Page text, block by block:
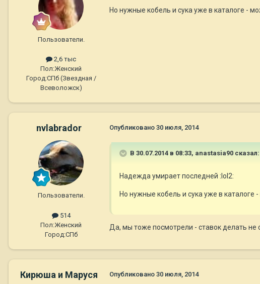
Пользователи.
2,6 тыс
Пол:Женский
Город:СПб (Звездная /
Всеволожск)
Но нужные кобель и сука уже в каталоге -
nvlabrador
Пользователи.
514
Пол:Женский
Город:СПб
Опубликовано 30 июля, 2014
В 30.07.2014 в 08:33, anastasia90 сказал:
Надежда умирает последней :lol2:
Но нужные кобель и сука уже в каталоге
Да, мы тоже посмотрели - ставок делать не
Кирюша и Маруся Опубликовано 30 июля, 2014